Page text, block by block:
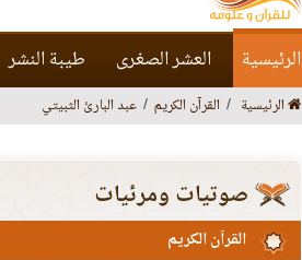
الرئيسية العشر الصغرى طيبة النشر
الرئيسية القرآن الكريم عبد البارئ الثبيتي
صوتيات ومرئيات
القرآن الكريم